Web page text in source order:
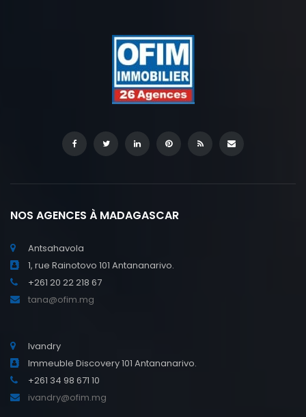
NOS AGENCES À MADAGASCAR
Antsahavola
1, rue Rainotovo 101 Antananarivo.
+261 20 22 218 67
tana@ofim.mg
Ivandry
Immeuble Discovery 101 Antananarivo.
+261 34 98 671 10
ivandry@ofim.mg